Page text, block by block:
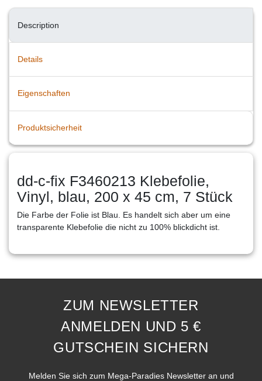
Description
Details
Eigenschaften
Produktsicherheit
dd-c-fix F3460213 Klebefolie,
Vinyl, blau, 200 x 45 cm, 7 Stück
Die Farbe der Folie ist Blau. Es handelt sich aber um eine
transparente Klebefolie die nicht zu 100% blickdicht ist.
ZUM NEWSLETTER
ANMELDEN UND 5 €
GUTSCHEIN SICHERN
Melden Sie sich zum Mega-Paradies Newsletter an und